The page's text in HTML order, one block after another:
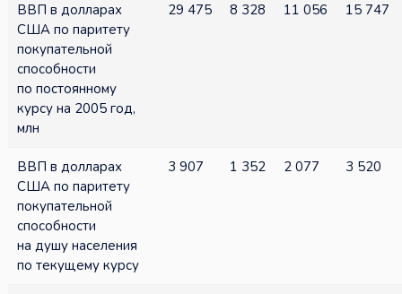
ВВП в долларах
США по паритету
покупательной
способности
по постоянному
курсу на 2005 год,
млн
29 475 8 328 11 056 15 747
ВВП в долларах
США по паритету
покупательной
способности
на душу населения
по текущему курсу
3 907 1 352 2 077 3 520